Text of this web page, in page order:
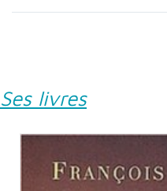
Ses livres